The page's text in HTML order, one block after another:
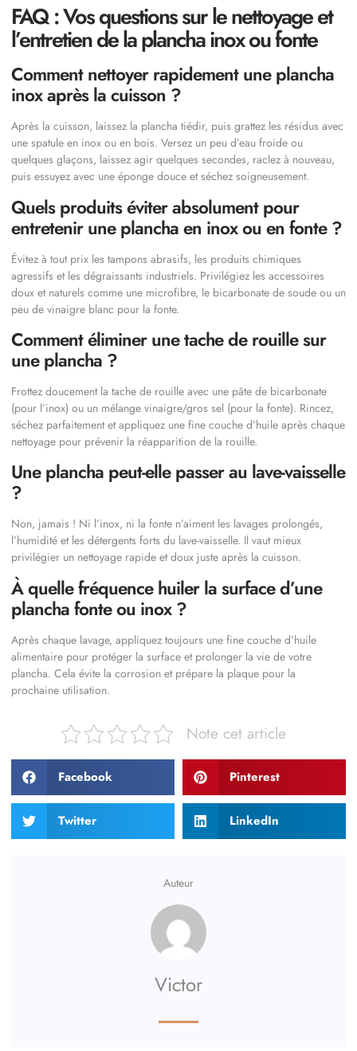
FAQ : Vos questions sur le nettoyage et
l’entretien de la plancha inox ou fonte
Comment nettoyer rapidement une plancha
inox après la cuisson ?
Après la cuisson, laissez la plancha tiédir, puis grattez les résidus avec
une spatule en inox ou en bois. Versez un peu d’eau froide ou
quelques glaçons, laissez agir quelques secondes, raclez à nouveau,
puis essuyez avec une éponge douce et séchez soigneusement.
Quels produits éviter absolument pour
entretenir une plancha en inox ou en fonte ?
Évitez à tout prix les tampons abrasifs, les produits chimiques
agressifs et les dégraissants industriels. Privilégiez les accessoires
doux et naturels comme une microfibre, le bicarbonate de soude ou un
peu de vinaigre blanc pour la fonte.
Comment éliminer une tache de rouille sur
une plancha ?
Frottez doucement la tache de rouille avec une pâte de bicarbonate
(pour l’inox) ou un mélange vinaigre/gros sel (pour la fonte). Rincez,
séchez parfaitement et appliquez une fine couche d’huile après chaque
nettoyage pour prévenir la réapparition de la rouille.
Une plancha peut-elle passer au lave-vaisselle
?
Non, jamais ! Ni l’inox, ni la fonte n’aiment les lavages prolongés,
l’humidité et les détergents forts du lave-vaisselle. Il vaut mieux
privilégier un nettoyage rapide et doux juste après la cuisson.
À quelle fréquence huiler la surface d’une
plancha fonte ou inox ?
Après chaque lavage, appliquez toujours une fine couche d’huile
alimentaire pour protéger la surface et prolonger la vie de votre
plancha. Cela évite la corrosion et prépare la plaque pour la
prochaine utilisation.
Note cet article
Facebook Pinterest
Twitter LinkedIn
Auteur
Victor